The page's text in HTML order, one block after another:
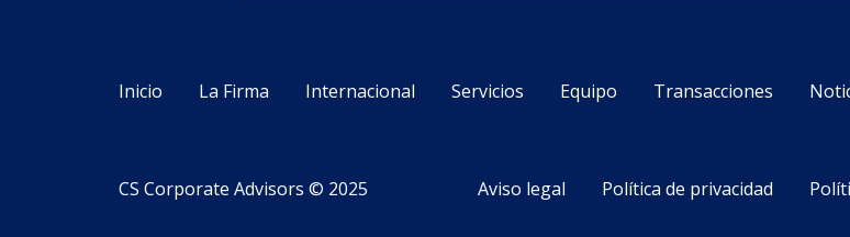
Inicio La Firma Internacional Servicios Equipo Transacciones
CS Corporate Advisors © 2025 Aviso legal Política de privacidad